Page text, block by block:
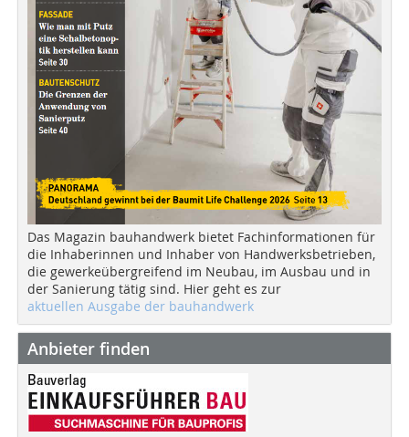
Das Magazin bauhandwerk bietet Fachinformationen für
die Inhaberinnen und Inhaber von Handwerksbetrieben,
die gewerkeübergreifend im Neubau, im Ausbau und in
der Sanierung tätig sind. Hier geht es zur
aktuellen Ausgabe der bauhandwerk
Anbieter finden